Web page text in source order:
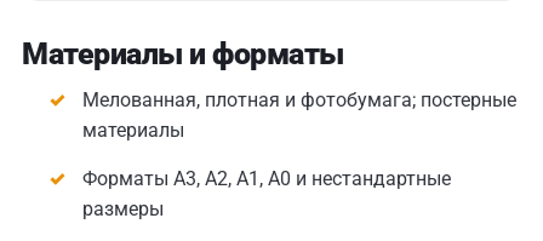
Материалы и форматы
Мелованная, плотная и фотобумага; постерные
материалы
Форматы А3, А2, А1, А0 и нестандартные
размеры